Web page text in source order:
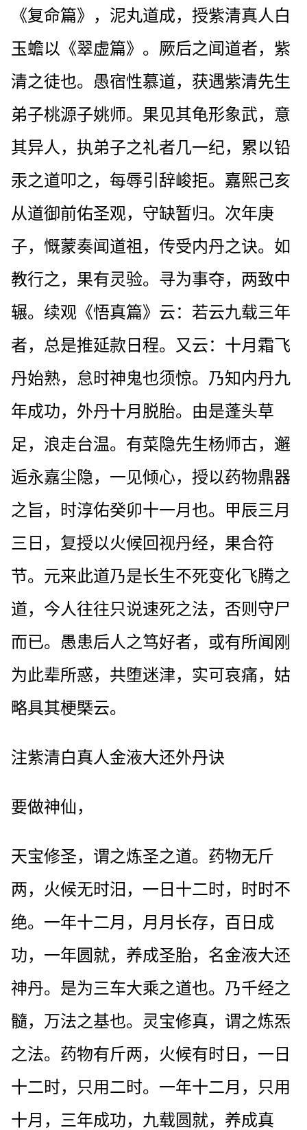
《复命篇》，泥丸道成，授紫清真人白
玉蟾以《翠虚篇》。厥后之闻道者，紫
清之徒也。愚宿性慕道，获遇紫清先生
弟子桃源子姚师。果见其龟形象武，意
其异人，执弟子之礼者几一纪，累以铅
汞之道叩之，每辱引辞峻拒。嘉熙己亥
从道御前佑圣观，守缺暂归。次年庚
子，慨蒙奏闻道祖，传受内丹之诀。如
教行之，果有灵验。寻为事夺，两致中
辗。续观《悟真篇》云：若云九载三年
者，总是推延款日程。又云：十月霜飞
丹始熟，怠时神鬼也须惊。乃知内丹九
年成功，外丹十月脱胎。由是蓬头草
足，浪走台温。有菜隐先生杨师古，邂
逅永嘉尘隐，一见倾心，授以药物鼎器
之旨，时淳佑癸卯十一月也。甲辰三月
三日，复授以火候回视丹经，果合符
节。元来此道乃是长生不死变化飞腾之
道，今人往往只说速死之法，否则守尸
而已。愚患后人之笃好者，或有所闻刚
为此辈所惑，共堕迷津，实可哀痛，姑
略具其梗槩云。
注紫清白真人金液大还外丹诀
要做神仙，
天宝修圣，谓之炼圣之道。药物无斤
两，火候无时汨，一日十二时，时时不
绝。一年十二月，月月长存，百日成
功，一年圆就，养成圣胎，名金液大还
神丹。是为三车大乘之道也。乃千经之
髓，万法之基也。灵宝修真，谓之炼炁
之法。药物有斤两，火候有时日，一日
十二时，只用二时。一年十二月，只用
十月，三年成功，九载圆就，养成真